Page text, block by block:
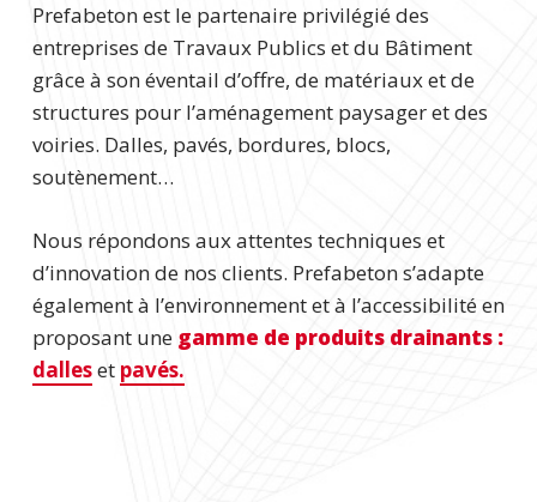
Prefabeton est le partenaire privilégié des
entreprises de Travaux Publics et du Bâtiment
grâce à son éventail d’offre, de matériaux et de
structures pour l’aménagement paysager et des
voiries. Dalles, pavés, bordures, blocs,
soutènement…
Nous répondons aux attentes techniques et
d’innovation de nos clients. Prefabeton s’adapte
également à l’environnement et à l’accessibilité en
proposant une gamme de produits drainants :
dalleset pavés.